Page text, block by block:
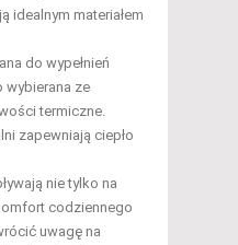
idealnym materiałem
do wypełnień
wybierana ze
termiczne.
zapewniają ciepło
nie tylko na
codziennego
uwagę na